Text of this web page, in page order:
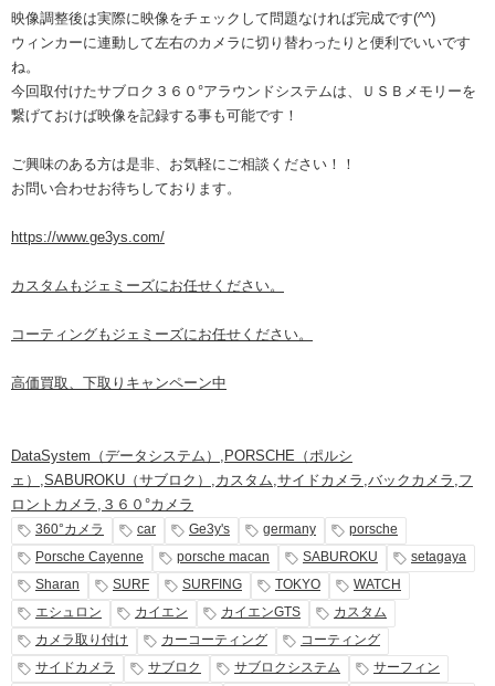
映像調整後は実際に映像をチェックして問題なければ完成です(^^)
ウィンカーに連動して左右のカメラに切り替わったりと便利でいいです
ね。
今回取付けたサブロク３６０°アラウンドシステムは、ＵＳＢメモリーを
繋げておけば映像を記録する事も可能です！
ご興味のある方は是非、お気軽にご相談ください！！
お問い合わせお待ちしております。
https://www.ge3ys.com/
カスタムもジェミーズにお任せください。
コーティングもジェミーズにお任せください。
高価買取、下取りキャンペーン中
DataSystem（データシステム） , PORSCHE（ポルシ
ェ） ,SABUROKU（サブロク） ,カスタム,サイドカメラ ,バックカメラ ,フ
ロントカメラ , ３６０°カメラ
360°カメラ car Ge3y's germany
porsche
Porsche Cayenne
porsche macan SABUROKU
setagaya
Sharan
SURF SURFING TOKYO
WATCH
エシュロン
カイエン カイエンGTS
カスタム
カメラ取り付け
カーコーティング
コーティング
サイドカメラ
サブロク サブロクシステム
サーフィン